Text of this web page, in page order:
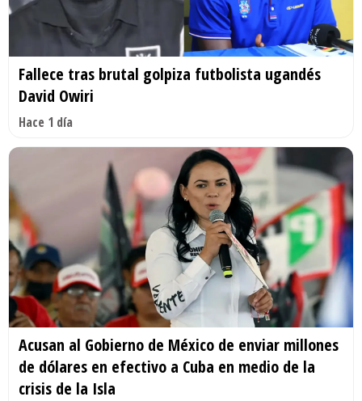
Fallece tras brutal golpiza futbolista ugandés
David Owiri
Hace 1 día
Acusan al Gobierno de México de enviar millones
de dólares en efectivo a Cuba en medio de la
crisis de la Isla